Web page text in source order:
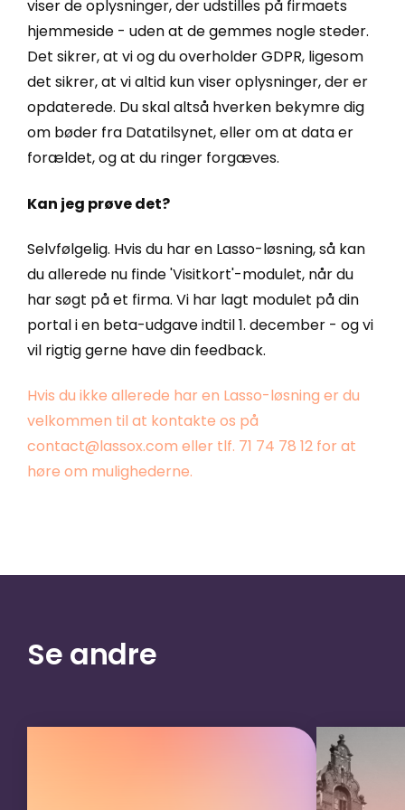
viser de oplysninger, der udstilles på firmaets
hjemmeside - uden at de gemmes nogle steder.
Det sikrer, at vi og du overholder GDPR, ligesom
det sikrer, at vi altid kun viser oplysninger, der er
opdaterede. Du skal altså hverken bekymre dig
om bøder fra Datatilsynet, eller om at data er
forældet, og at du ringer forgæves.
Kan jeg prøve det?
Selvfølgelig. Hvis du har en Lasso-løsning, så kan
du allerede nu finde 'Visitkort'-modulet, når du
har søgt på et firma. Vi har lagt modulet på din
portal i en beta-udgave indtil 1. december - og vi
vil rigtig gerne have din feedback.
Hvis du ikke allerede har en Lasso-løsning er du
velkommen til at kontakte os på
contact@lassox.com eller tlf. 71 74 78 12 for at
høre om mulighederne.
Se andre